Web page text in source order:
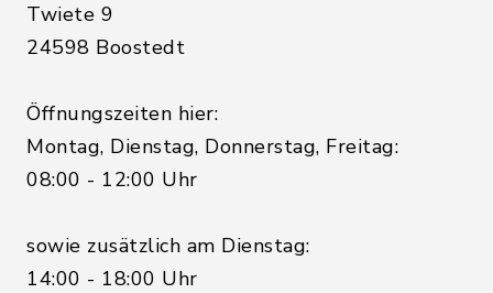
Twiete 9
24598 Boostedt
Öffnungszeiten hier:
Montag, Dienstag, Donnerstag, Freitag:
08:00 - 12:00 Uhr
sowie zusätzlich am Dienstag:
14:00 - 18:00 Uhr